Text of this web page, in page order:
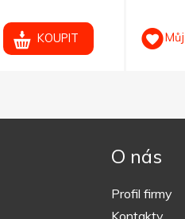
KOUPIT
O nás
Profil firmy